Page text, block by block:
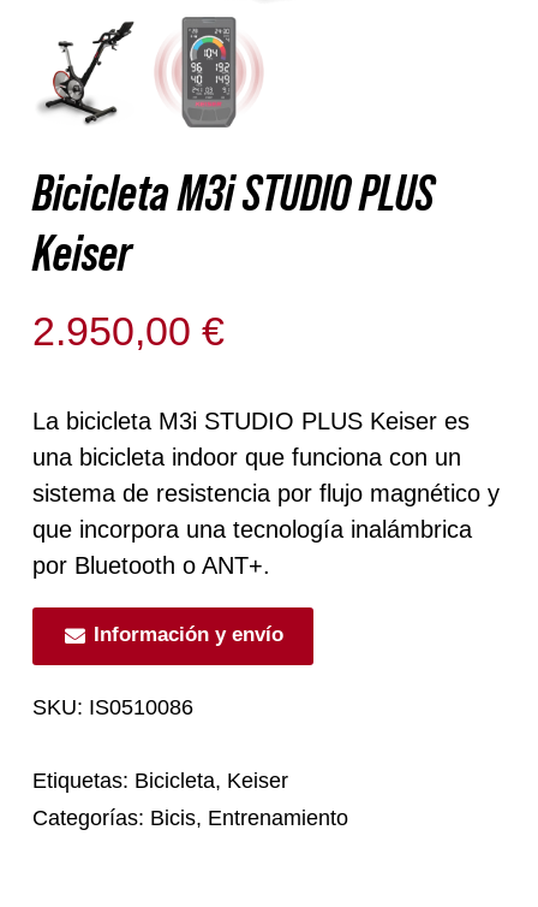
Bicicleta M3i STUDIO PLUS
Keiser
2.950,00€
La bicicleta M3i STUDIO PLUS Keiser es
una bicicleta indoor que funciona con un
sistema de resistencia por flujo magnético y
que incorpora una tecnología inalámbrica
por Bluetooth o ANT+.
Información y envío
SKU: IS0510086
Etiquetas: Bicicleta, Keiser
Categorías: Bicis, Entrenamiento